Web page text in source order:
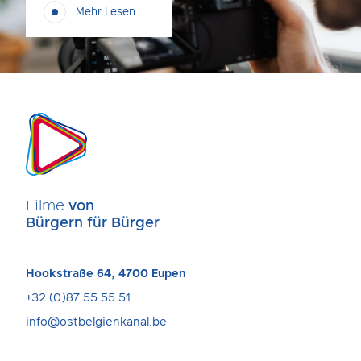
Mehr Lesen
Filme von
Bürgern für Bürger
Hookstraße 64, 4700 Eupen
+32 (0)87 55 55 51
info@ostbelgienkanal.be